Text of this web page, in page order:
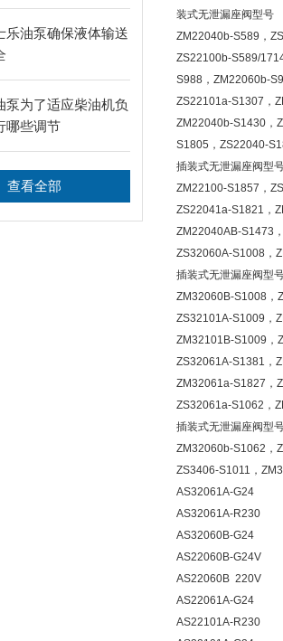
乐油泵确保液体输送
泵为了适应柴油机负
哪些调节
查看全部
装式无泄漏座阀型号
ZM22040b-S589，
ZS22100b-S589/
S988，ZM22060b-
ZS22101a-S1307，
ZM22040b-S1430，
S1805，ZS22040-
插装式无泄漏座阀型
ZM22100-S1857，
ZS22041a-S1821，
ZM22040AB-S1473
ZS32060A-S1008，
插装式无泄漏座阀型
ZM32060B-S1008，
ZS32101A-S1009，
ZM32101B-S1009，
ZS32061A-S1381，
ZM32061a-S1827，
ZS32061a-S1062，
插装式无泄漏座阀型
ZM32060b-S1062，
ZS3406-S1011，
AS32061A-
AS32061A-R230
AS32060B-G24
AS22060B-G24V
AS22060B 220V
AS22061A-G24
AS22101A-R230